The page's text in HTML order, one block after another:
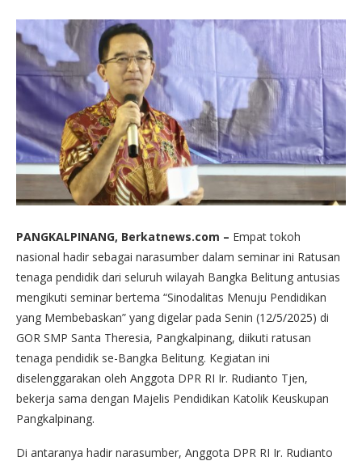
PANGKALPINANG, Berkatnews.com – Empat tokoh
nasional hadir sebagai narasumber dalam seminar ini Ratusan
tenaga pendidik dari seluruh wilayah Bangka Belitung antusias
mengikuti seminar bertema “Sinodalitas Menuju Pendidikan
yang Membebaskan” yang digelar pada Senin (12/5/2025) di
GOR SMP Santa Theresia, Pangkalpinang, diikuti ratusan
tenaga pendidik se-Bangka Belitung. Kegiatan ini
diselenggarakan oleh Anggota DPR RI Ir. Rudianto Tjen,
bekerja sama dengan Majelis Pendidikan Katolik Keuskupan
Pangkalpinang.
Di antaranya hadir narasumber, Anggota DPR RI Ir. Rudianto